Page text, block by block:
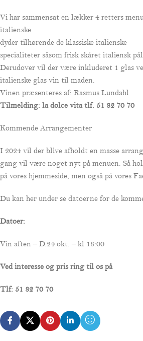
Vi har sammensat en lækker 4 retters
italienske
dyder tilhørende de klassiske italienske
specialiteter såsom frisk skåret italiensk
Derudover vil der være inkluderet 1 glas
italienske glas vin til maden.
Vinen præsenteres af: Rasmus Lundahl
Tilmelding: la dolce vita tlf. 51 82 70 70
Kommende Arrangementer
I 2024 vil der blive afholdt en masse
gang vil være noget nyt på menuen. Så
på vores hjemmeside, men også på vores
Du kan her under se datoerne for de
Datoer:
Vin aften – D.24 okt. – kl 18:00
Ved interesse og pris ring til os på
Tlf: 51 82 70 70